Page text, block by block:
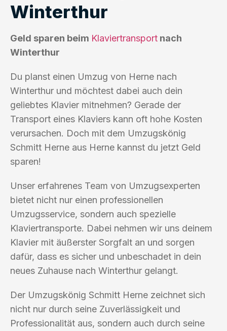
Winterthur
Geld sparen beim Klaviertransport nach
Winterthur
Du planst einen Umzug von Herne nach
Winterthur und möchtest dabei auch dein
geliebtes Klavier mitnehmen? Gerade der
Transport eines Klaviers kann oft hohe Kosten
verursachen. Doch mit dem Umzugskönig
Schmitt Herne aus Herne kannst du jetzt Geld
sparen!
Unser erfahrenes Team von Umzugsexperten
bietet nicht nur einen professionellen
Umzugsservice, sondern auch spezielle
Klaviertransporte. Dabei nehmen wir uns deinem
Klavier mit äußerster Sorgfalt an und sorgen
dafür, dass es sicher und unbeschadet in dein
neues Zuhause nach Winterthur gelangt.
Der Umzugskönig Schmitt Herne zeichnet sich
nicht nur durch seine Zuverlässigkeit und
Professionalität aus, sondern auch durch seine